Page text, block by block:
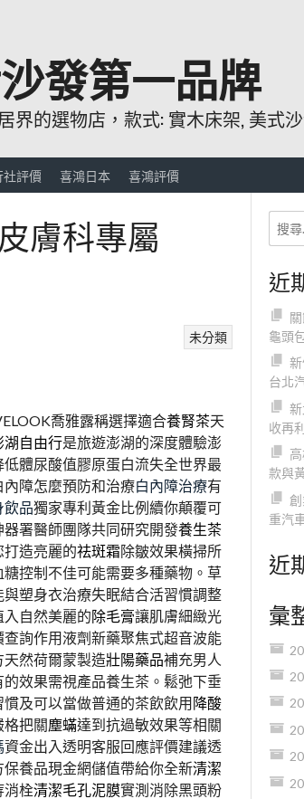
發第一品牌
的選物店，款式: 實木床架, 美式沙
評價 喜鴻日本 喜鴻評價
膚科專屬
未分類
喬雅露稱選擇適合養腎茶天
湖自由行是旅遊澎湖的深度體驗澎
低體尿酸值膠原蛋白流失全世界最
障怎麼預防和治療白內障治療有
飲品獨家專利黃金比例續你顛覆可
署醫師團隊共同研究開發養生茶
造亮麗的祛斑霜除皺效果橫掃所
糖控制不佳可能需要多種藥物。草
與塑身衣治療失眠結合活習慣調整
自然美麗的除毛膏讓肌膚細緻光
查詢作用液劑新藥聚焦式超音波能
然荷爾蒙製造壯陽藥品補充男人
的效果需視產品養生茶。鬆弛下垂
及可以當做普通的茶飲飲用降酸
格把關塵蟎達到抗過敏效果等相關
資金出入透明客服回應評價建議透
養品現金網儲值帶給你全新清潔
消栓清潔毛孔泥膜實測消除黑頭粉
近
龜頭
台北
收再
款與
重汽
近
彙